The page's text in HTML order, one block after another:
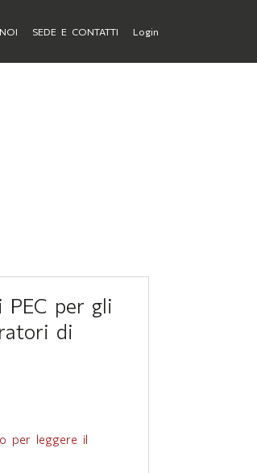
SEDE E CONTATTI Login
PEC per gli
di
per leggere il